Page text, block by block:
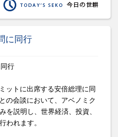
に同行
ットに出席する安倍総理に同
の会談において、アベノミク
を説明し、世界経済、投資、
われます。